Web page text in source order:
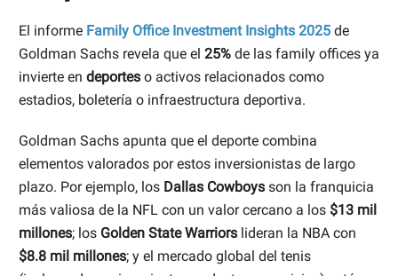
El informe Family Office Investment Insights 2025 de
Goldman Sachs revela que el 25% de las family offices ya
invierte en deportes o activos relacionados como
estadios, boletería o infraestructura deportiva.
Goldman Sachs apunta que el deporte combina
elementos valorados por estos inversionistas de largo
plazo. Por ejemplo, los Dallas Cowboys son la franquicia
más valiosa de la NFL con un valor cercano a los $13 mil
millones; los Golden State Warriors lideran la NBA con
$8.8 mil millones; y el mercado global del tenis